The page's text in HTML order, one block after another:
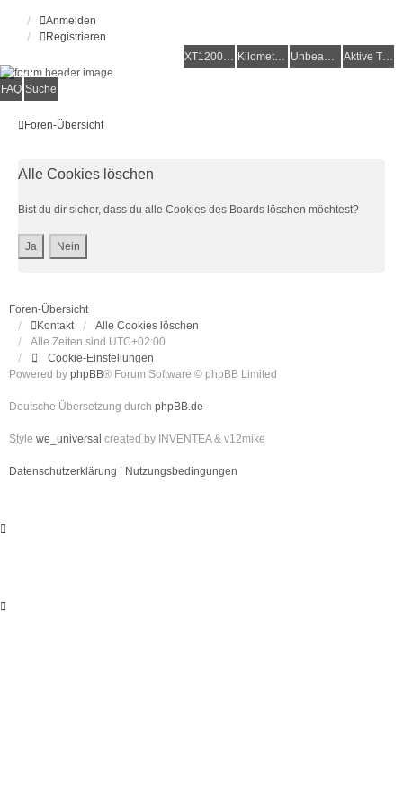
Anmelden
Registrieren
XT1200Z-Wiki
Kilometerstatistik Unbeantwortete Themen Aktive Themen
Alles rund um die Yamaha XT1200Z Super Ténéré
FAQ Suche
Foren-Übersicht
Alle Cookies löschen
Bist du dir sicher, dass du alle Cookies des Boards löschen möchtest?
Foren-Übersicht
Kontakt
Alle Cookies löschen
Alle Zeiten sind UTC+02:00
Cookie-Einstellungen
Powered by phpBB® Forum Software © phpBB Limited
Deutsche Übersetzung durch phpBB.de
Style we_universal created by INVENTEA & v12mike
Datenschutzerklärung Nutzungsbedingungen